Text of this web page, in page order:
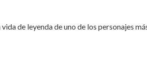
de leyenda de uno de los personajes